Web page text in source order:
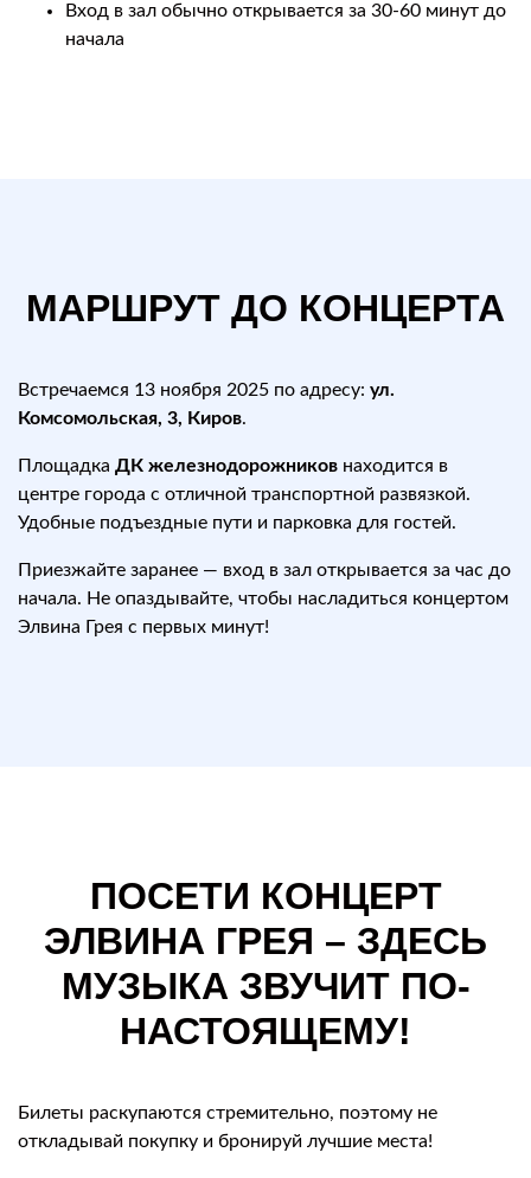
Вход в зал обычно открывается за 30-60 минут до
начала
МАРШРУТ ДО КОНЦЕРТА
Встречаемся 13 ноября 2025 по адресу: ул.
Комсомольская, 3, Киров.
Площадка ДК железнодорожников находится в
центре города с отличной транспортной развязкой.
Удобные подъездные пути и парковка для гостей.
Приезжайте заранее — вход в зал открывается за час до
начала. Не опаздывайте, чтобы насладиться концертом
Элвина Грея с первых минут!
ПОСЕТИ КОНЦЕРТ
ЭЛВИНА ГРЕЯ – ЗДЕСЬ
МУЗЫКА ЗВУЧИТ ПО-
НАСТОЯЩЕМУ!
Билеты раскупаются стремительно, поэтому не
откладывай покупку и бронируй лучшие места!